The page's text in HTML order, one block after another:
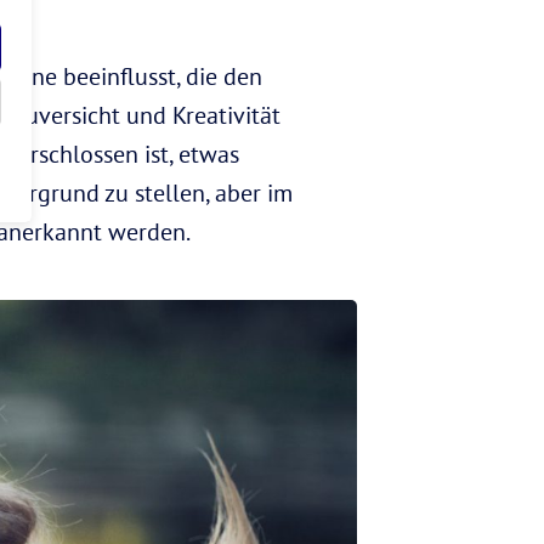
beeinflusst, die den
Zuversicht und Kreativität
ist, etwas
zu stellen, aber im
werden.